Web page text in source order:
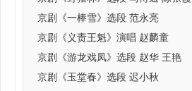
京剧《一棒雪》选段 范永亮
京剧《义责王魁》演唱 赵麟童
京剧《游龙戏凤》选段 赵华 王艳
京剧《玉堂春》选段 迟小秋